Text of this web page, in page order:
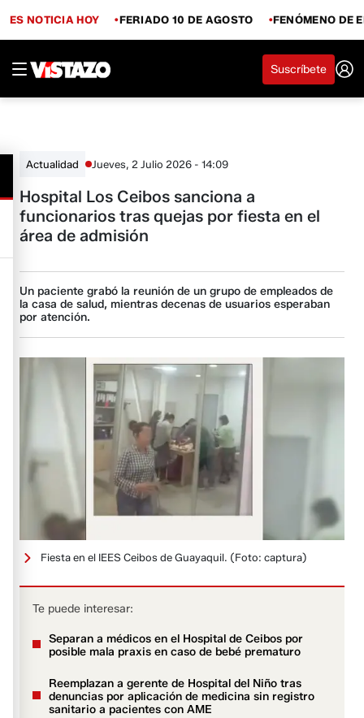
ES NOTICIA HOY FERIADO 10 DE AGOSTO FENÓMENO DE
Suscríbete
Actualidad Jueves, 2 Julio 2026 - 14:09
Hospital Los Ceibos sanciona a
funcionarios tras quejas por fiesta en el
área de admisión
Un paciente grabó la reunión de un grupo de empleados de
la casa de salud, mientras decenas de usuarios esperaban
por atención.
Fiesta en el IEES Ceibos de Guayaquil. (Foto: captura)
Te puede interesar:
Separan a médicos en el Hospital de Ceibos por
posible mala praxis en caso de bebé prematuro
Reemplazan a gerente de Hospital del Niño tras
denuncias por aplicación de medicina sin registro
sanitario a pacientes con AME